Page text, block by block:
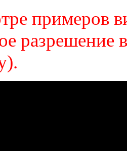
примеров
разрешение